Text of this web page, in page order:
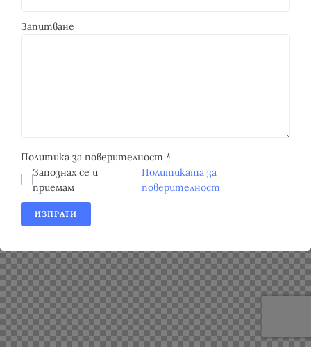
Запитване
Политика за поверителност *
Запознах се и
приемам
Политиката за
поверителност
ИЗПРАТИ